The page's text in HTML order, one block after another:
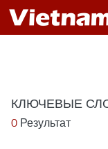
КЛЮЧЕВЫЕ
0 Результат